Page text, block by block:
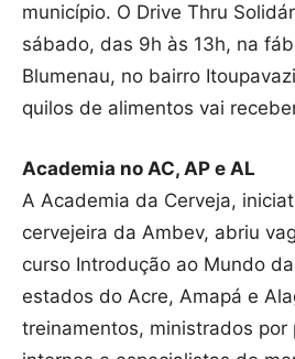
município. O Drive Thru
sábado, das 9h às 13h, na
Blumenau, no bairro
quilos de alimentos vai
Academia no AC, AP e AL
A Academia da Cerveja,
cervejeira da Ambev, abriu
curso Introdução ao Mundo
estados do Acre, Amapá e
treinamentos, ministrados por